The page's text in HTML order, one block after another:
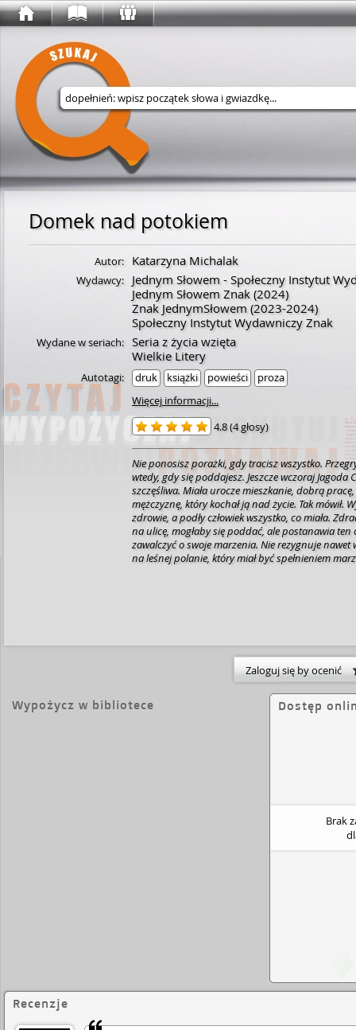
Wyszukaj w serwisie
Domek nad potokiem
Autor: Katarzyna Michalak
Wydawcy:
Jednym Słowem - Społeczny Instytut
Jednym Słowem Znak (2024)
Znak JednymSłowem (2023-2024)
Społeczny Instytut Wydawniczy Znak
Wydane w seriach: Seria z życia wzięta
Wielkie Litery
Autotagi: druk książki powieści
proza
Więcej informacji...
4.8(4 głosy)
Nie ponosisz porażki, gdy tracisz wszystko.
wtedy, gdy się poddajesz. Jeszcze wczoraj Jagoda
szczęśliwa. Miała urocze mieszkanie, dobrą
mężczyznę, który kochał ją nad życie. Tak mówił.
zdrowie, a podły człowiek wszystko, co miała.
na ulicę, mogłaby się poddać, ale postanawia ten
zawalczyć o swoje marzenia. Nie rezygnuje nawet wtedy, gdy domek
na leśnej polanie, który miał być spełnieniem
Zaloguj się by ocenić
Wypożycz w bibliotece Dostęp
Brak
Recenzje